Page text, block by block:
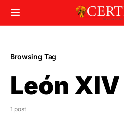
Browsing Tag
León XIV
1 post